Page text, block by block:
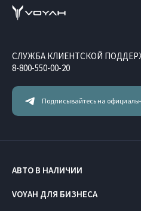
Подписывайтесь на
СЛУЖБА КЛИЕНТСКОЙ
8-800-550-00-20
АВТО В НАЛИЧИИ
VOYAH ДЛЯ БИЗНЕСА